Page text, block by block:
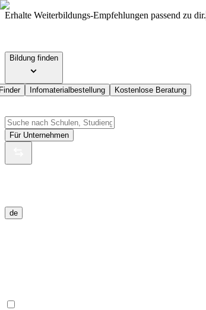
Erhalte Weiterbildungs-Empfehlungen passend zu dir.
Bildung finden
Infomaterialbestellung Kostenlose Beratung
Für Unternehmen
de